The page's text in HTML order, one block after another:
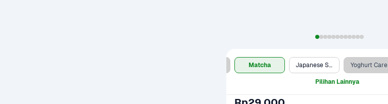
Matcha Japanese Shiso & Mineral Yoghurt Care
Pilihan Lainnya